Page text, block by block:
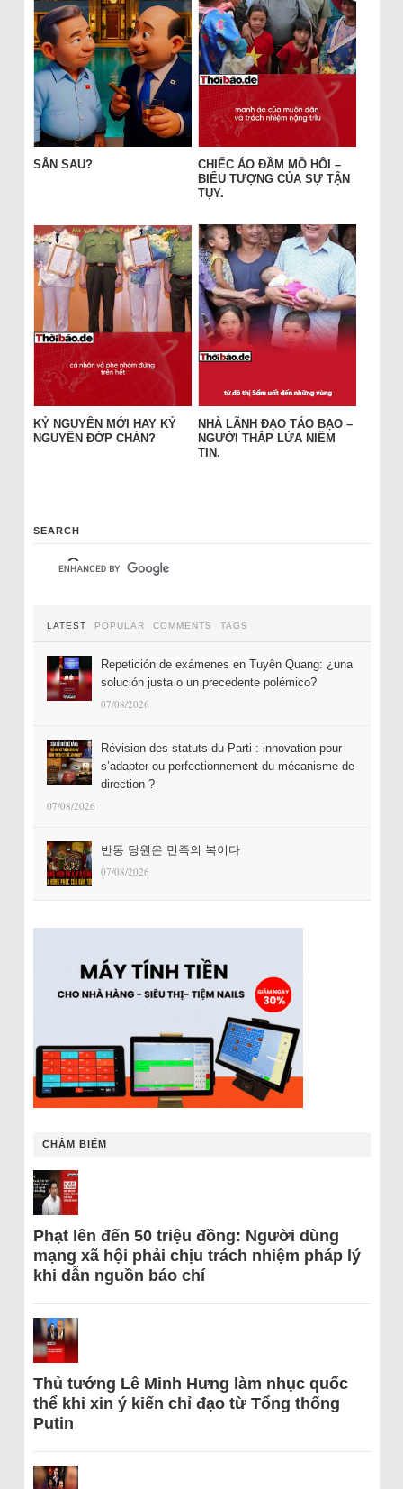
SÂN SAU?
CHIẾC ÁO ĐẦM MỒ HÔI –
BIỂU TƯỢNG CỦA SỰ TẬN
TỤY.
KỶ NGUYÊN MỚI HAY KỶ
NGUYÊN ĐỚP CHÁN?
NHÀ LÃNH ĐẠO TÁO BẠO –
NGƯỜI THẮP LỬA NIỀM
TIN.
SEARCH
LATEST POPULAR COMMENTS TAGS
Repetición de exámenes en Tuyên Quang: ¿una
solución justa o un precedente polémico?
07/08/2026
Révision des statuts du Parti : innovation pour
s’adapter ou perfectionnement du mécanisme de
direction ?
07/08/2026
반동 당원은 민족의 복이다
07/08/2026
CHÂM BIẾM
Phạt lên đến 50 triệu đồng: Người dùng
mạng xã hội phải chịu trách nhiệm pháp lý
khi dẫn nguồn báo chí
Thủ tướng Lê Minh Hưng làm nhục quốc
thể khi xin ý kiến chỉ đạo từ Tổng thống
Putin